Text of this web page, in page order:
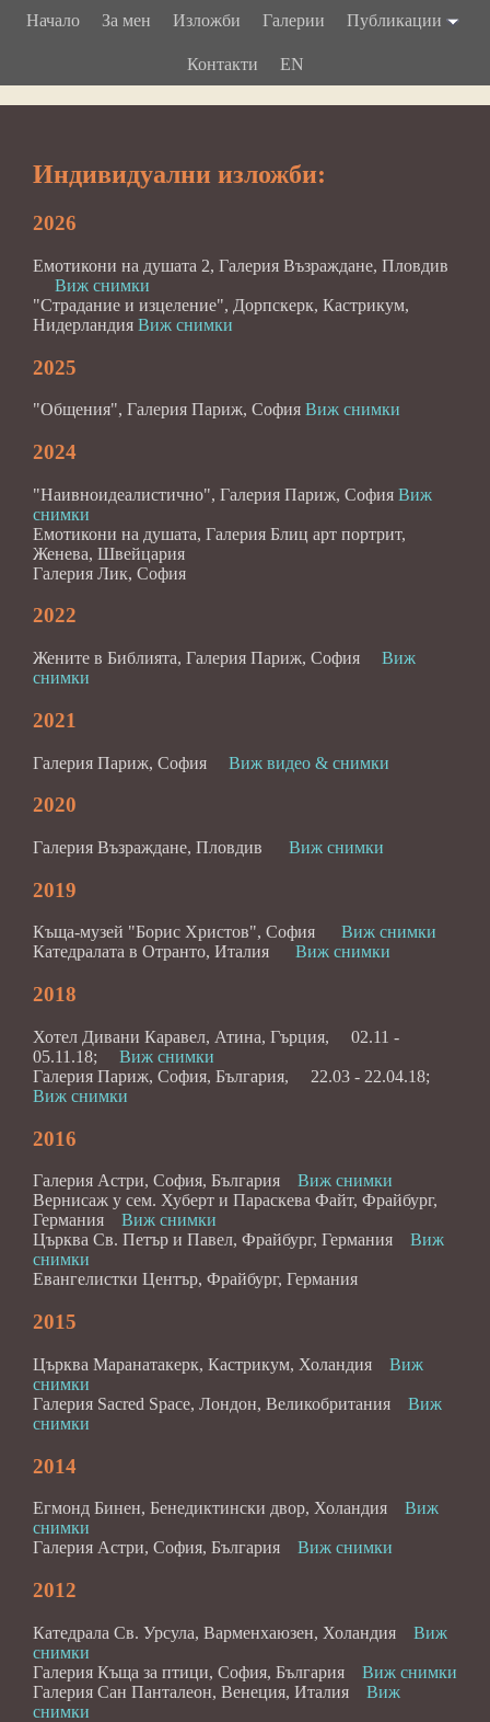
Начало За мен Изложби Галерии Публикации
Контакти EN
Индивидуални изложби:
2026
Емотикони на душата 2, Галерия Възраждане, Пловдив
Виж снимки
"Страдание и изцеление", Дорпскерк, Кастрикум,
Нидерландия Виж снимки
2025
"Общения", Галерия Париж, София Виж снимки
2024
"Наивноидеалистично", Галерия Париж, София Виж
снимки
Емотикони на душата, Галерия Блиц арт портрит,
Женева, Швейцария
Галерия Лик, София
2022
Жените в Библията, Галерия Париж, София Виж
снимки
2021
Галерия Париж, София Виж видео & снимки
2020
Галерия Възраждане, Пловдив Виж снимки
2019
Къща-музей "Борис Христов", София Виж снимки
Катедралата в Отранто, Италия Виж снимки
2018
Хотел Дивани Каравел, Атина, Гърция, 02.11 -
05.11.18; Виж снимки
Галерия Париж, София, България, 22.03 - 22.04.18;
Виж снимки
2016
Галерия Астри, София, България Виж снимки
Вернисаж у сем. Хуберт и Параскева Файт, Фрайбург,
Германия Виж снимки
Църква Св. Петър и Павел, Фрайбург, Германия Виж
снимки
Евангелистки Център, Фрайбург, Германия
2015
Църква Маранатакерк, Кастрикум, Холандия Виж
снимки
Галерия Sacred Space, Лондон, Великобритания Виж
снимки
2014
Егмонд Бинен, Бенедиктински двор, Холандия Виж
снимки
Галерия Астри, София, България Виж снимки
2012
Катедрала Св. Урсула, Варменхаюзен, Холандия Виж
снимки
Галерия Къща за птици, София, България Виж снимки
Галерия Сан Панталеон, Венеция, Италия Виж
снимки